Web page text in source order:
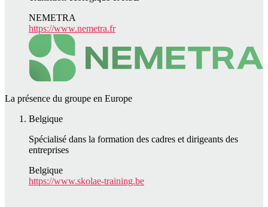
NEMETRA
https://www.nemetra.fr
La présence du groupe en Europe
Belgique
Spécialisé dans la formation des cadres et dirigeants des
entreprises
Belgique
https://www.skolae-training.be